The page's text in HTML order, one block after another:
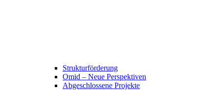
Strukturförderung
Omid – Neue Perspektiven
Abgeschlossene Projekte